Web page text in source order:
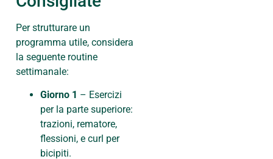
Per strutturare un
programma utile, considera
la seguente routine
settimanale:
Giorno 1 – Esercizi
per la parte superiore:
trazioni, rematore,
flessioni, e curl per
bicipiti.